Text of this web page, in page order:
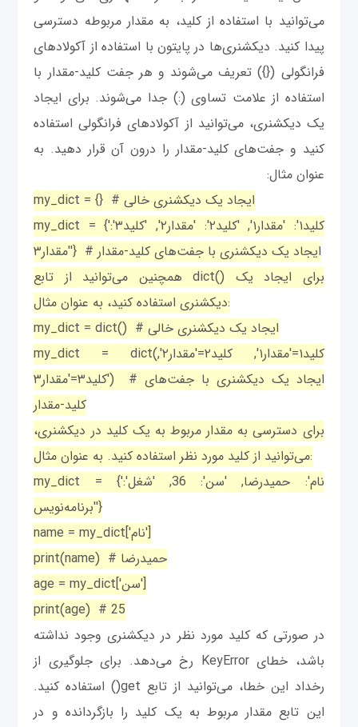
می‌توانید با استفاده از کلید، به مقدار مربوطه دسترسی
پیدا کنید. دیکشنری‌ها در پایتون با استفاده از آکولادهای
فرانگولی ({}) تعریف می‌شوند و هر جفت کلید-مقدار با
استفاده از علامت تساوی (:) جدا می‌شوند. برای ایجاد
یک دیکشنری، می‌توانید از آکولادهای فرانگولی استفاده
کنید و جفت‌های کلید-مقدار را درون آن قرار دهید. به
عنوان مثال:
my_dict = {} # ایجاد یک دیکشنری خالی
my_dict = {'کلید۱': 'مقدار۱', 'کلید۲': 'مقدار۲', 'کلید۳':
'مقدار۳'} # ایجاد یک دیکشنری با جفت‌های کلید-مقدار
همچنین می‌توانید از تابع dict() برای ایجاد یک
دیکشنری استفاده کنید، به عنوان مثال:
my_dict = dict() # ایجاد یک دیکشنری خالی
my_dict = dict(کلید۱='مقدار۱', کلید۲='مقدار۲',
کلید۳='مقدار۳') # ایجاد یک دیکشنری با جفت‌های
کلید-مقدار
برای دسترسی به مقدار مربوط به یک کلید در دیکشنری،
می‌توانید از کلید مورد نظر استفاده کنید. به عنوان مثال:
my_dict = {'نام': حمیدرضا, 'سن': 36, 'شغل':
'برنامه‌نویس'}
name = my_dict['نام']
print(name) # حمیدرضا
age = my_dict['سن']
print(age) # 25
در صورتی که کلید مورد نظر در دیکشنری وجود نداشته
باشد، خطای KeyError رخ می‌دهد. برای جلوگیری از
رخداد این خطا، می‌توانید از تابع get() استفاده کنید.
این تابع مقدار مربوط به یک کلید را بازگردانده و در